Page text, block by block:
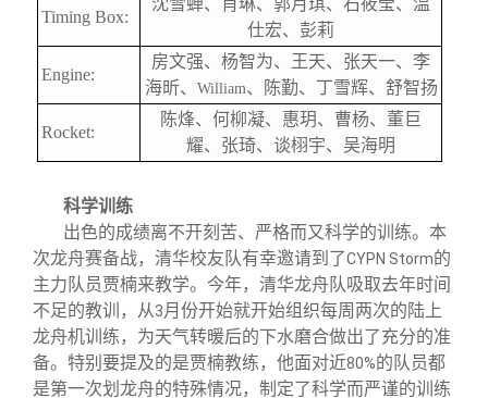
Timing Box:
沈雪蝉、肖琳、郭月琪、石筱莹、温
仕宏、彭莉
Engine:
房文强、杨智为、王天、张天一、李
海昕、 William、陈勤、丁雪辉、舒智扬
Rocket:
陈烽、何柳凝、惠玥、曹杨、董巨
耀、张琦、谈栩宇、吴海明
科学训练
出色的成绩离不开刻苦、严格而又科学的训练。本
次龙舟赛备战，清华校友队有幸邀请到了CYPN Storm的
主力队员贾楠来教学。今年，清华龙舟队吸取去年时间
不足的教训，从3月份开始就开始组织每周两次的陆上
龙舟机训练，为天气转暖后的下水磨合做出了充分的准
备。特别要提及的是贾楠教练，他面对近80%的队员都
是第一次划龙舟的特殊情况，制定了科学而严谨的训练